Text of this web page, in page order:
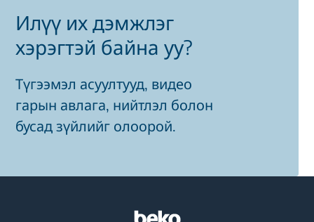
Илүү их дэмжлэг
хэрэгтэй байна уу?
Түгээмэл асуултууд, видео
гарын авлага, нийтлэл болон
бусад зүйлийг олоорой.